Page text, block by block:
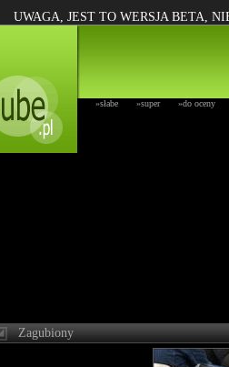
UWAGA, JEST TO WERSJA BETA,
»słabe »super »do oceny
Zagubiony